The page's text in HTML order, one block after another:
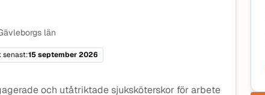
län
senast:15 september 2026
och utåtriktade sjuksköterskor för arbete